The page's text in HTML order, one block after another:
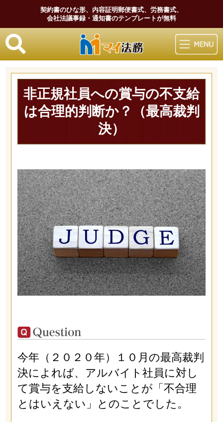
契約書のひな形、内容証明郵便書式、労務書式、
会社法議事録・通知書のテンプレートが無料
マイ法務
非正規社員への賞与の不支給
は合理的判断か？（最高裁判
決）
今年（２０２０年）１０月の最高裁判
決によれば、アルバイト社員に対し
て賞与を支給しないことが「不合理
とはいえない」とのことでした。